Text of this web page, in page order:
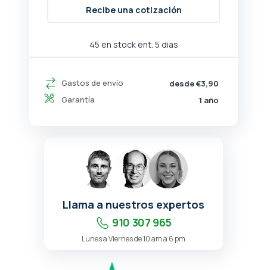
45 en stock ent. 5 dias
Gastos de envío
desde €3,90
Garantía
1 año
Recibe una cotización
Llama a nuestros expertos
910 307 965
Lunes a Viernes de 10 am a 6 pm